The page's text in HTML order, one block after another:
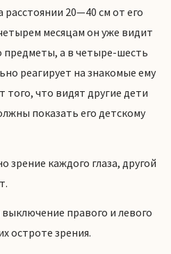
20—40 см от его
месяцам он уже видит
предметы, а в четыре-шесть
реагирует на знакомые ему
что видят другие дети
показать его детскому
зрение каждого глаза, другой
правого и левого
остроте зрения.